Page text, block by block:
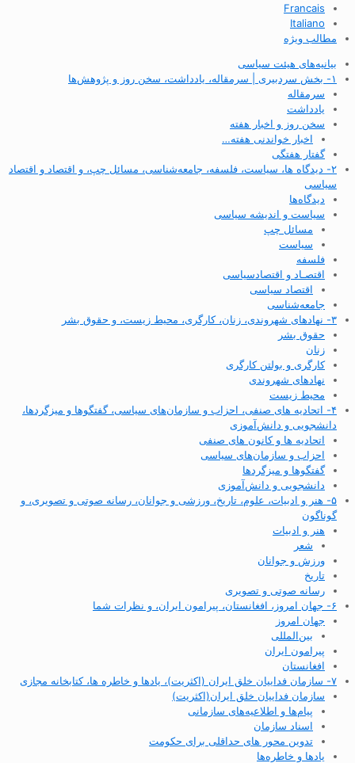
Francais
Italiano
مطالب ویژه
بیانیه‌های هیئت سیاسی
۱- بخش سردبیری | سرمقاله، یادداشت، سخن روز و پژوهش‌ها
سرمقاله
یادداشت
سخن روز و اخبار هفته
اخبار خواندنی هفته…
گفتار هفتگی
۲- دیدگاه ها، سیاست، فلسفه، جامعه‌شناسی، مسائل چپ، و اقتصاد و اقتصاد
سیاسی
دیدگاه‌ها
سیاست و اندیشه سیاسی
مسائل چپ
سیاست
فلسفه
اقتصـاد و اقتصاد‌سیاسی
اقتصاد سیاسی
جامعه‌شناسی
۳- نهادهای شهروندی، زنان، کارگری، محیط زیست، و حقوق بشر
حقوق بشر
زنان
کارگری و بولتن کارگری
نهادهای شهروندی
محیط زیست
۴- اتحادیه های صنفی، احزاب و سازمان‌های سیاسی، گفتگوها و میزگردها،
دانشجویی و دانش‌آموزی
اتحادیه ها و کانون های صنفی
احزاب و سازمان‌های سیاسی
گفتگوها و میزگردها
دانشجویی و دانش‌آموزی
۵- هنر و ادبیات، علوم، تاریخ، ورزشی و جوانان، رسانه صوتی و تصویری، و
گوناگون
هنر و ادبیات
شعر
ورزش و جوانان
تاریخ
رسانه صوتی و تصویری
۶- جهان امروز، افغانستان، پیرامون ایران، و نظرات شما
جهان امروز
بین‌المللی
پیرامون ایران
افغانستان
۷- سازمان فداییان خلق ایران (اکثریت)، یادها و خاطره ها، کتابخانه مجازی
سازمان فداییان خلق ایران(اکثریت)
پیام‌ها و اطلاعیه‌های سازمانی
اسناد سازمان
تدوین محور های حداقلی برای حکومت
یادها و خاطره‌ها